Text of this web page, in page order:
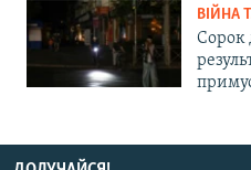
ВІЙНА
Сорок